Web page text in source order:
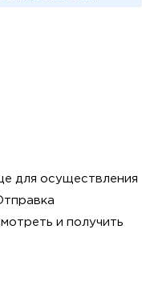
для осуществления
и получить
в крупнейших